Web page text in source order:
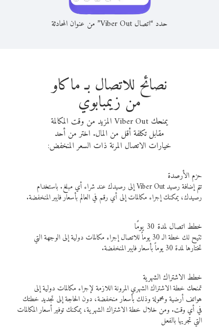
حدد “اتصال Viber Out” من عنوان المحادثة
نصائح للاتصال بـ ماكاو
من زيمبابوي
يمنحك Viber Out المزيد من وقت المكالمة
مقابل تكلفة أقل من المال. اختر من أحد
خيارات الاتصال المرنة ذات السعر المنخفض:
حزم الأرصدة
تتم إضافة رصيد Viber Out إلى رصيدك عند شراء أي مبلغ. باستخدام
رصيدك، يمكنك إجراء مكالمات إلى أي رقم في العالم بأسعار فايبر المنخفضة.
خطط اتصال لمدة 30 يومًا
تتيح لك خطة الـ 30 يوماً للاتصال إجراء مكالمات دولية إلى الوجهة التي
تختارها لمدة 30 يوماً بأسعار فايبر المنخفضة.
خطط الاشتراك الشهرية
تمنحك خطة الاشتراك الشهري المرونة اللازمة لإجراء مكالمات دولية إلى
هواتف أرضية ومحمولة وذلك بأسعار منخفضة، دون الحاجة إلى تجديد خطتك
في أي وقت. ومن خلال خطة الاشتراك الشهرية، يمكنك توفير أسعار المكالمات
التي تجريها بالفعل